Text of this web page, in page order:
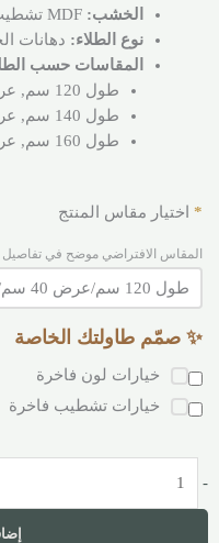
الخشب:
نوع الطلاء: دهانات
المقاسات حسب
طول 120 سم, عرض 40 سم, إرتفاع 100 سم
طول 140 سم, عرض 40 سم, إرتفاع 100 سم
طول 160 سم, عرض 40 سم, إرتفاع 100 سم
اختيار مقاس المنتج *
المقاس الافتراضي موضح في
✨ صمّم طاولتك الخاصة
خيارات لون فاخرة
خيارات تشطيب فاخرة
-